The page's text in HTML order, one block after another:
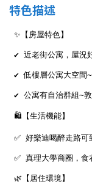
澎湖縣
屏東縣
台東縣
花蓮縣
金門連江
80坪以上
不拘
1樓
3樓
特色描述